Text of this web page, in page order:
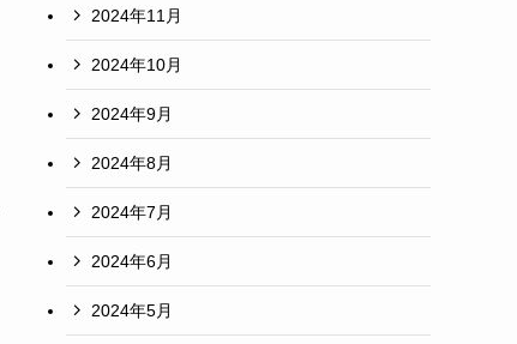
2024年11月
2024年10月
2024年9月
2024年8月
2024年7月
2024年6月
2024年5月